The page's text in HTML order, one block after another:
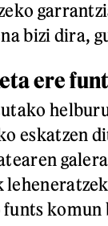
bizi dira,
ere
eskatzen
komun